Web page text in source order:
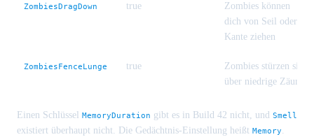
ZombiesDragDown true
Zombies können
dich von Seil oder
Kante ziehen
ZombiesFenceLunge true
Zombies stürzen sich
über niedrige Zäune
Einen Schlüssel MemoryDuration gibt es in Build 42 nicht, und Smell
existiert überhaupt nicht. Die Gedächtnis-Einstellung heißt Memory.